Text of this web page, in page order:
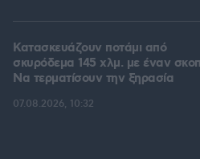
Κατασκευάζουν ποτάμι από
σκυρόδεμα 145 χλμ. με έναν
Να τερματίσουν την ξηρασία
07.08.2026, 10:32